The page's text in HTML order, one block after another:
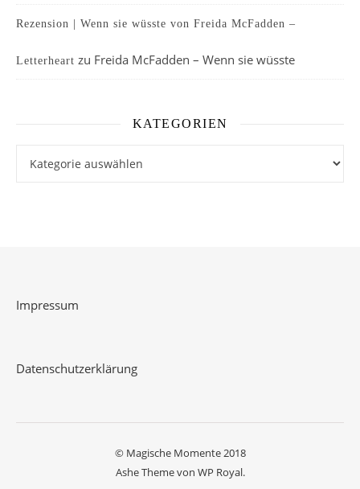
Rezension | Wenn sie wüsste von Freida McFadden –
Letterheart zu Freida McFadden – Wenn sie wüsste
KATEGORIEN
Impressum
Datenschutzerklärung
© Magische Momente 2018
Ashe Theme von WP Royal.